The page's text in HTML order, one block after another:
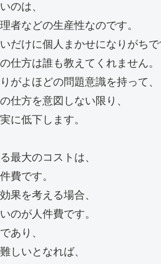
のは、
者などの生産性なのです。
だけに個人まかせになりがち
仕方は誰も教えてくれません。
がよほどの問題意識を持って、
仕方を意図しない限り、
に低下します。
最大のコストは、
費です。
果を考える場合、
のが人件費です。
あり、
しいとなれば、